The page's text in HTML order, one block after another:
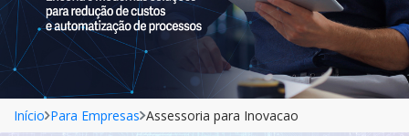
Início Para Empresas Assessoria para Inovacao